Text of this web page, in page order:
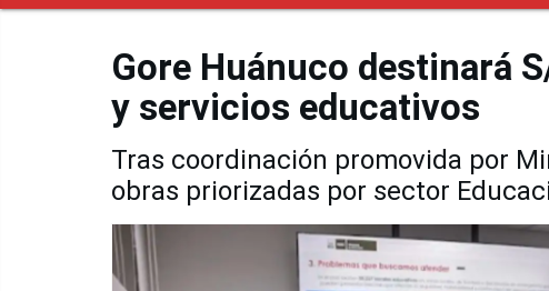
Gore Huánuco destinará
y servicios educativos
Tras coordinación promovida por
obras priorizadas por sector